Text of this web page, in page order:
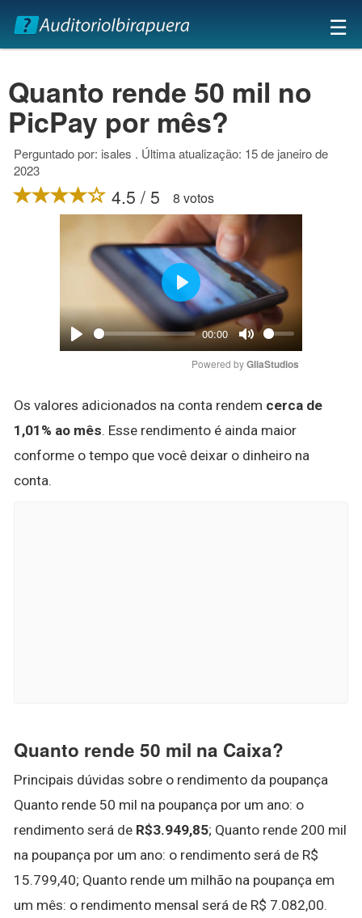
×
☰
Quanto rende 50 mil no
PicPay por mês?
Perguntado por: isales . Última atualização: 15 de janeiro de
2023
4.5 / 5 8 votos
Play
00:00
Mute
Play
Powered by GliaStudios
Os valores adicionados na conta rendem cerca de
1,01% ao mês. Esse rendimento é ainda maior
conforme o tempo que você deixar o dinheiro na
conta.
Quanto rende 50 mil na Caixa?
Principais dúvidas sobre o rendimento da poupança
Quanto rende 50 mil na poupança por um ano: o
rendimento será de R$3.949,85; Quanto rende 200 mil
na poupança por um ano: o rendimento será de R$
15.799,40; Quanto rende um milhão na poupança em
um mês: o rendimento mensal será de R$ 7.082,00.